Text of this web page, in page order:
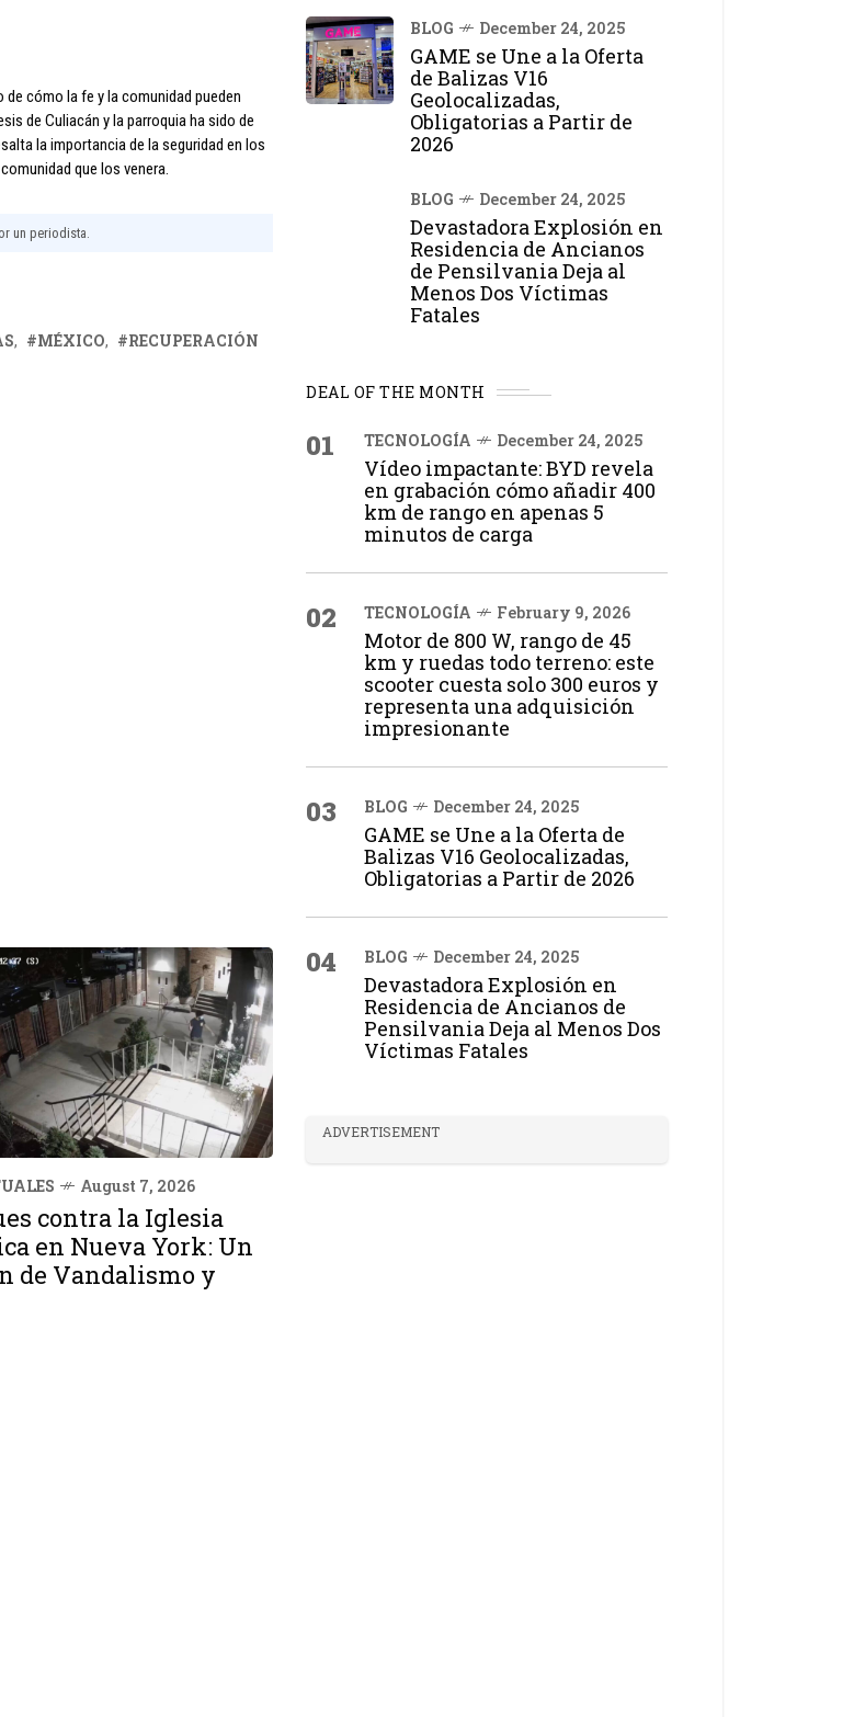
cómo la fe y la comunidad pueden
de Culiacán y la parroquia ha sido de
la importancia de la seguridad en los
que los venera.
un periodista.
MÉXICO RECUPERACIÓN
August 7, 2026
contra la Iglesia
en Nueva York: Un
de Vandalismo y
BLOG December 24, 2025
GAME se Une a la Oferta
de Balizas V16
Geolocalizadas,
Obligatorias a Partir de
2026
BLOG December 24, 2025
Devastadora Explosión en
Residencia de Ancianos
de Pensilvania Deja al
Menos Dos Víctimas
Fatales
DEAL OF THE MONTH
01 TECNOLOGÍA December 24, 2025
Vídeo impactante: BYD revela
en grabación cómo añadir 400
km de rango en apenas 5
minutos de carga
02 TECNOLOGÍA February 9, 2026
Motor de 800 W, rango de 45
km y ruedas todo terreno: este
scooter cuesta solo 300 euros y
representa una adquisición
impresionante
03 BLOG December 24, 2025
GAME se Une a la Oferta de
Balizas V16 Geolocalizadas,
Obligatorias a Partir de 2026
04 BLOG December 24, 2025
Devastadora Explosión en
Residencia de Ancianos de
Pensilvania Deja al Menos Dos
Víctimas Fatales
ADVERTISEMENT